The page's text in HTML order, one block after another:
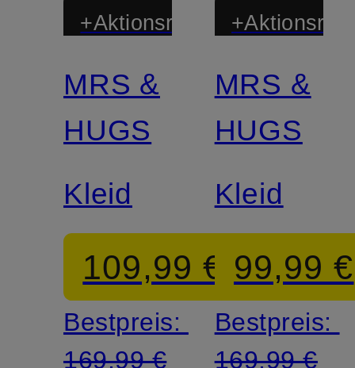
+Aktionsrabatt
Zertifiziert
MRS &
HUGS
Kleid
109,99 €
Bestpreis:
169,99 €
Zertifiziert
MRS &
HUGS
Kleid
99,99 €
Bestpreis:
169,99 €